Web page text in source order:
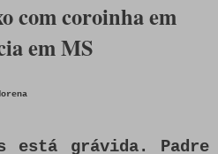
com coroinha em
em MS
está grávida. Padre